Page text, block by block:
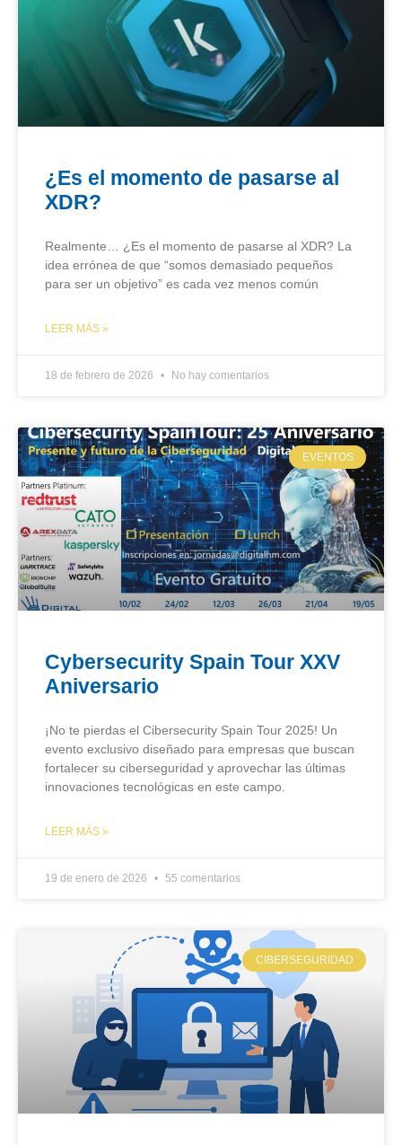
¿Es el momento de pasarse al
XDR?
Realmente… ¿Es el momento de pasarse al XDR? La
idea errónea de que “somos demasiado pequeños
para ser un objetivo” es cada vez menos común
LEER MÁS »
18 de febrero de 2026 No hay comentarios
EVENTOS
Cybersecurity Spain Tour XXV
Aniversario
¡No te pierdas el Cibersecurity Spain Tour 2025! Un
evento exclusivo diseñado para empresas que buscan
fortalecer su ciberseguridad y aprovechar las últimas
innovaciones tecnológicas en este campo.
LEER MÁS »
19 de enero de 2026 55 comentarios
CIBERSEGURIDAD